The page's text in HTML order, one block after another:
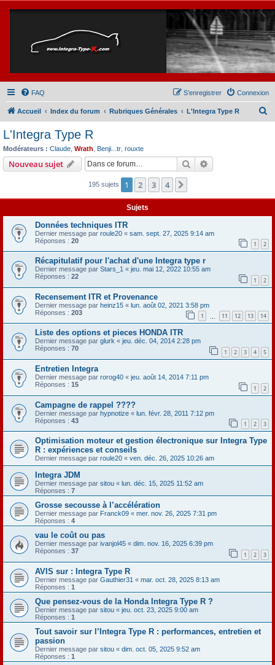
FAQ Connexion
S’enregistrer
Accueil Index du forum Rubriques Générales L'Integra Type R
c
L'Integra Type R
Modérateurs : Claude Wrath Benji...tr rouxte
Nouveau sujet Rechercher
195 sujets 1 2 3 4
Sujets
Données techniques ITR
Dernier message par roule20 « sam. sept. 27, 2025 9:14 am
Réponses : 20 1 2
Récapitulatif pour l'achat d'une Integra type r
Dernier message par Stars_1 « jeu. mai 12, 2022 10:55 am
Réponses : 22 1 2
Recensement ITR et Provenance
Dernier message par heinz15 « lun. août 02, 2021 3:58 pm
Réponses : 203 1 11 12 13 14
Liste des options et pieces HONDA ITR
Dernier message par glurk « jeu. déc. 04, 2014 2:28 pm
Réponses : 70 1 2 3 4 5
Entretien Integra
Dernier message par rorog40 « jeu. août 14, 2014 7:11 pm
Réponses : 15 1 2
Campagne de rappel ????
Dernier message par hypnotize « lun. févr. 28, 2011 7:12 pm
Réponses : 43 1 2 3
Optimisation moteur et gestion électronique sur Integra Type
R : expériences et conseils
Dernier message par roule20 « ven. déc. 26, 2025 10:26 am
Integra JDM
Dernier message par sitou « lun. déc. 15, 2025 11:52 am
Réponses : 7
Grosse secousse à l’accélération
Dernier message par Franck09 « mer. nov. 26, 2025 7:31 pm
Réponses : 4
vau le coût ou pas
Dernier message par ivanjol45 « dim. nov. 16, 2025 6:39 pm
Réponses : 37 1 2 3
AVIS sur : Integra Type R
Dernier message par Gauthier31 « mar. oct. 28, 2025 8:13 am
Réponses : 1
Que pensez-vous de la Honda Integra Type R ?
Dernier message par sitou « jeu. oct. 23, 2025 9:00 am
Réponses : 1
Tout savoir sur l’Integra Type R : performances, entretien et
passion
Dernier message par sitou « dim. oct. 05, 2025 9:52 am
Réponses : 1